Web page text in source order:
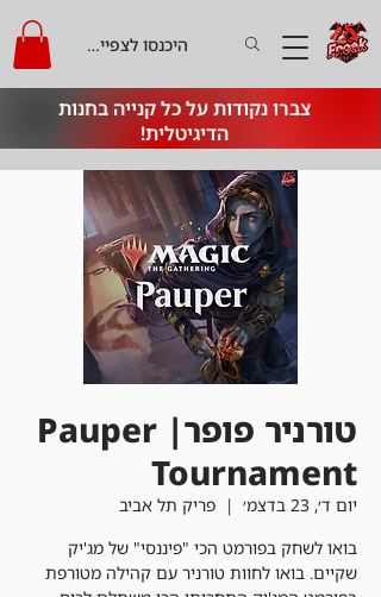
צברו נקודות על כל קנייה בחנות
הדיגיטלית!
היכנסו לצפייה בקרדיט
טורניר פופר| Pauper
Tournament
יום ד׳, 23 בדצמ׳
  |
פריק תל אביב
בואו לשחק בפורמט הכי "פיננסי" של מג'יק
שקיים. בואו לחוות טורניר עם קהילה מטורפת